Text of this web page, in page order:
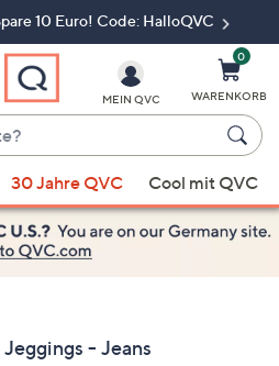
10 Euro! Code: HalloQVC
MEIN QVC
0
WARENKORB
30 Jahre QVC Cool mit QVC
- Jeans